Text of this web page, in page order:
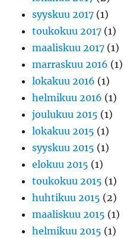
syyskuu 2017 (1)
toukokuu 2017 (1)
maaliskuu 2017 (1)
marraskuu 2016 (1)
lokakuu 2016 (1)
helmikuu 2016 (1)
joulukuu 2015 (1)
lokakuu 2015 (1)
syyskuu 2015 (1)
elokuu 2015 (1)
toukokuu 2015 (1)
huhtikuu 2015 (2)
maaliskuu 2015 (1)
helmikuu 2015 (1)